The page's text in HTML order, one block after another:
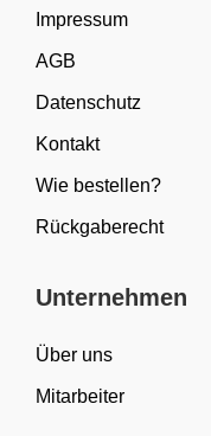
Impressum
AGB
Datenschutz
Kontakt
Wie bestellen?
Rückgaberecht
Unternehmen
Über uns
Mitarbeiter